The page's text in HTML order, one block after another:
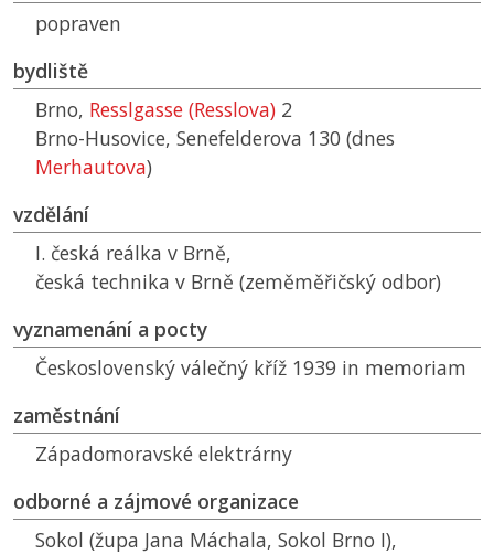
popraven
bydliště
Brno, Resslgasse (Resslova) 2
Brno-Husovice, Senefelderova 130 (dnes
Merhautova)
vzdělání
I. česká reálka v Brně,
česká technika v Brně (zeměměřičský odbor)
vyznamenání a pocty
Československý válečný kříž 1939 in memoriam
zaměstnání
Západomoravské elektrárny
odborné a zájmové organizace
Sokol (župa Jana Máchala, Sokol Brno I),